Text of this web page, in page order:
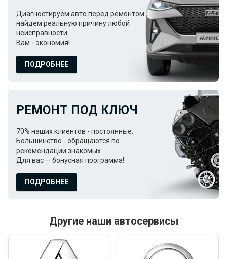
Диагностируем авто перед ремонтом -
найдем реальную причину любой
неисправности.
Вам - экономия!
ПОДРОБНЕЕ
РЕМОНТ ПОД КЛЮЧ
70% наших клиентов - постоянные.
Большинство - обращаются по
рекомендации знакомых.
Для вас — бонусная программа!
ПОДРОБНЕЕ
Другие наши автосервисы